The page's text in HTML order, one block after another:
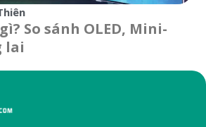
So sánh OLED, Mini-
lai